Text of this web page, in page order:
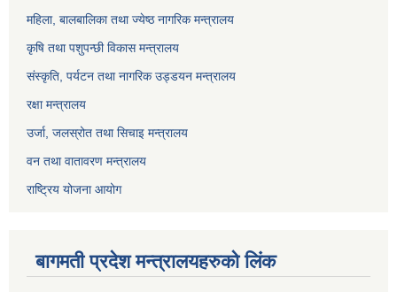
महिला, बालबालिका तथा ज्येष्ठ नागरिक मन्त्रालय
कृषि तथा पशुपन्छी विकास मन्त्रालय
संस्कृति, पर्यटन तथा नागरिक उड्डयन मन्त्रालय
रक्षा मन्त्रालय
उर्जा, जलस्रोत तथा सिचाइ मन्त्रालय
वन तथा वातावरण मन्त्रालय
राष्ट्रिय योजना आयोग
बागमती प्रदेश मन्त्रालयहरुको लिंक